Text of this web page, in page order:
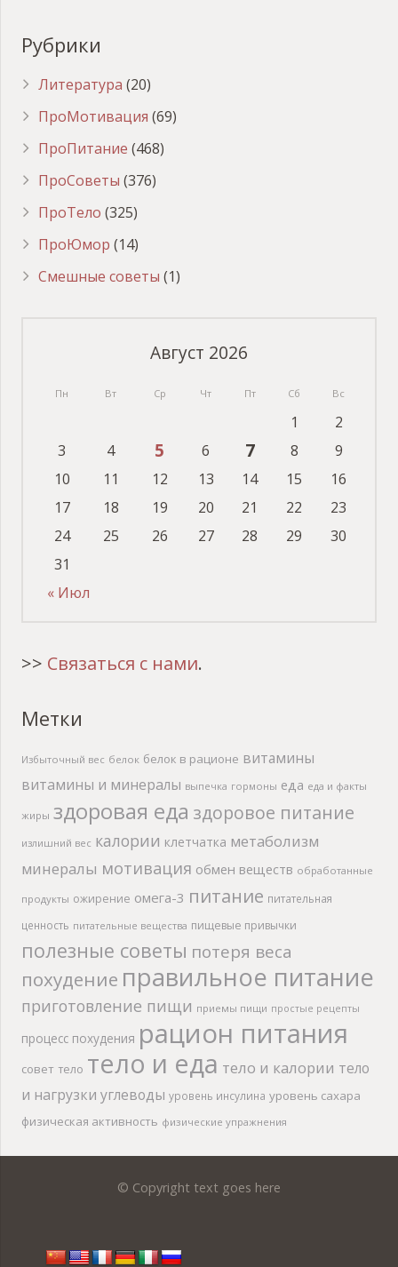
Рубрики
Литература (20)
ПроМотивация (69)
ПроПитание (468)
ПроСоветы (376)
ПроТело (325)
ПроЮмор (14)
Смешные советы (1)
Август 2026
Пн Вт Ср Чт Пт Сб Вс
« Июл
1
2
3
4 5 6 7 8
9
10
11 12 13 14 15
16
17
18 19 20 21 22
23
24
25 26 27 28 29
30
31
>> Связаться с нами.
Метки
Избыточный вес белок белок в рационе витамины
витамины и минералы выпечка гормоны еда еда и факты
жиры здоровая еда здоровое питание
излишний вес калории клетчатка метаболизм
минералы мотивация обмен веществ обработанные
продукты ожирение омега-3 питание питательная
ценность питательные вещества пищевые привычки
полезные советы потеря веса
похудение правильное питание
приготовление пищи приемы пищи простые рецепты
процесс похудения рацион питания
совет тело тело и еда тело и калории тело
и нагрузки углеводы уровень инсулина уровень сахара
физическая активность физические упражнения
© Copyright text goes here